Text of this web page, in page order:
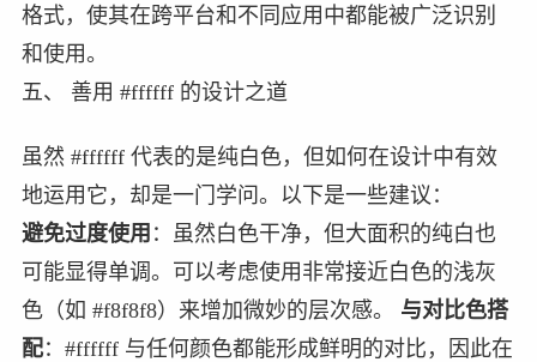
格式，使其在跨平台和不同应用中都能被广泛识别
和使用。
五、 善用 #ffffff 的设计之道
虽然 #ffffff 代表的是纯白色，但如何在设计中有效
地运用它，却是一门学问。以下是一些建议：
避免过度使用 ：虽然白色干净，但大面积的纯白也
可能显得单调。可以考虑使用非常接近白色的浅灰
色（如 #f8f8f8）来增加微妙的层次感。 与对比色搭
配：#ffffff 与任何颜色都能形成鲜明的对比，因此在